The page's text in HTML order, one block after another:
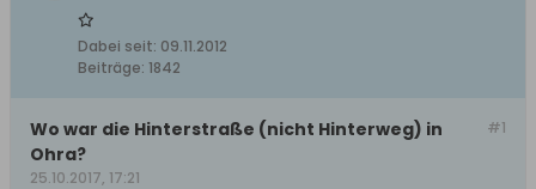
Dabei seit: 09.11.2012
Beiträge: 1842
#1
Wo war die Hinterstraße (nicht Hinterweg) in
Ohra?
25.10.2017, 17:21